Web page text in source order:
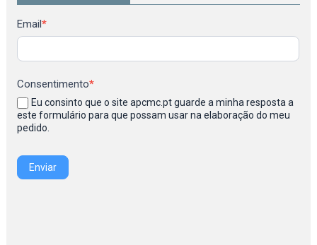
Newsletter
Email*
Consentimento*
Eu consinto que o site apcmc.pt guarde a minha resposta a
este formulário para que possam usar na elaboração do meu
pedido.
Enviar